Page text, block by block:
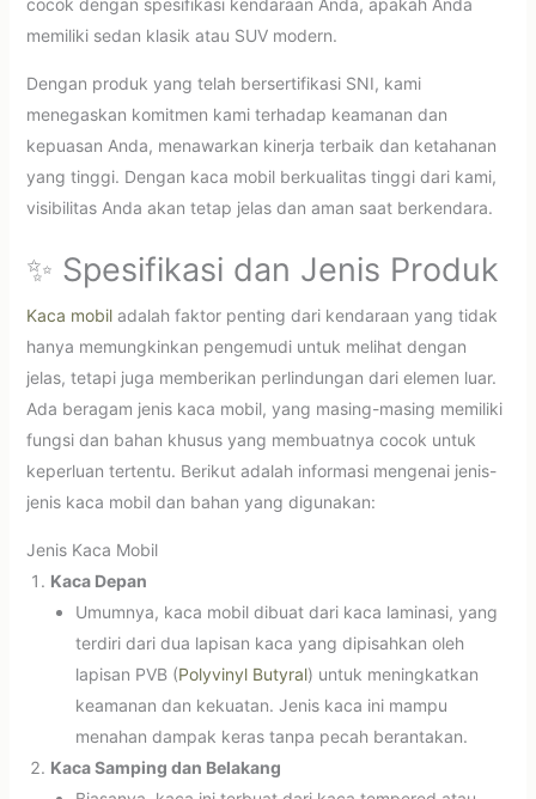
cocok dengan spesifikasi kendaraan Anda, apakah Anda
memiliki sedan klasik atau SUV modern.
Dengan produk yang telah bersertifikasi SNI, kami
menegaskan komitmen kami terhadap keamanan dan
kepuasan Anda, menawarkan kinerja terbaik dan ketahanan
yang tinggi. Dengan kaca mobil berkualitas tinggi dari kami,
visibilitas Anda akan tetap jelas dan aman saat berkendara.
✨ Spesifikasi dan Jenis Produk
Kaca mobiladalah faktor penting dari kendaraan yang tidak
hanya memungkinkan pengemudi untuk melihat dengan
jelas, tetapi juga memberikan perlindungan dari elemen luar.
Ada beragam jenis kaca mobil, yang masing-masing memiliki
fungsi dan bahan khusus yang membuatnya cocok untuk
keperluan tertentu. Berikut adalah informasi mengenai jenis-
jenis kaca mobil dan bahan yang digunakan:
Jenis Kaca Mobil
Kaca Depan
Umumnya, kaca mobil dibuat dari kaca laminasi, yang
terdiri dari dua lapisan kaca yang dipisahkan oleh
lapisan PVB (Polyvinyl Butyral) untuk meningkatkan
keamanan dan kekuatan. Jenis kaca ini mampu
menahan dampak keras tanpa pecah berantakan.
Kaca Samping dan Belakang